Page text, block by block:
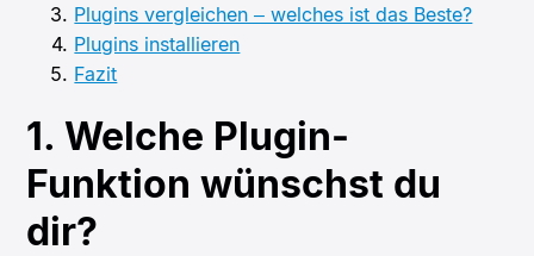
Plugins vergleichen – welches ist das Beste?
Plugins installieren
Fazit
1. Welche Plugin-
Funktion wünschst du
dir?